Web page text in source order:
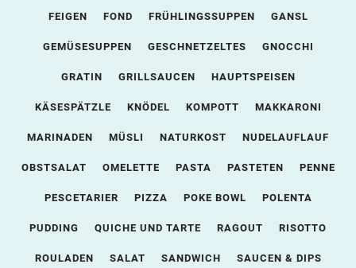
FEIGEN FOND FRÜHLINGSSUPPEN GANSL
GEMÜSESUPPEN GESCHNETZELTES GNOCCHI
GRATIN GRILLSAUCEN HAUPTSPEISEN
KÄSESPÄTZLE KNÖDEL KOMPOTT MAKKARONI
MARINADEN MÜSLI NATURKOST NUDELAUFLAUF
OBSTSALAT OMELETTE PASTA PASTETEN PENNE
PESCETARIER PIZZA POKE BOWL POLENTA
PUDDING QUICHE UND TARTE RAGOUT RISOTTO
ROULADEN SALAT SANDWICH SAUCEN & DIPS